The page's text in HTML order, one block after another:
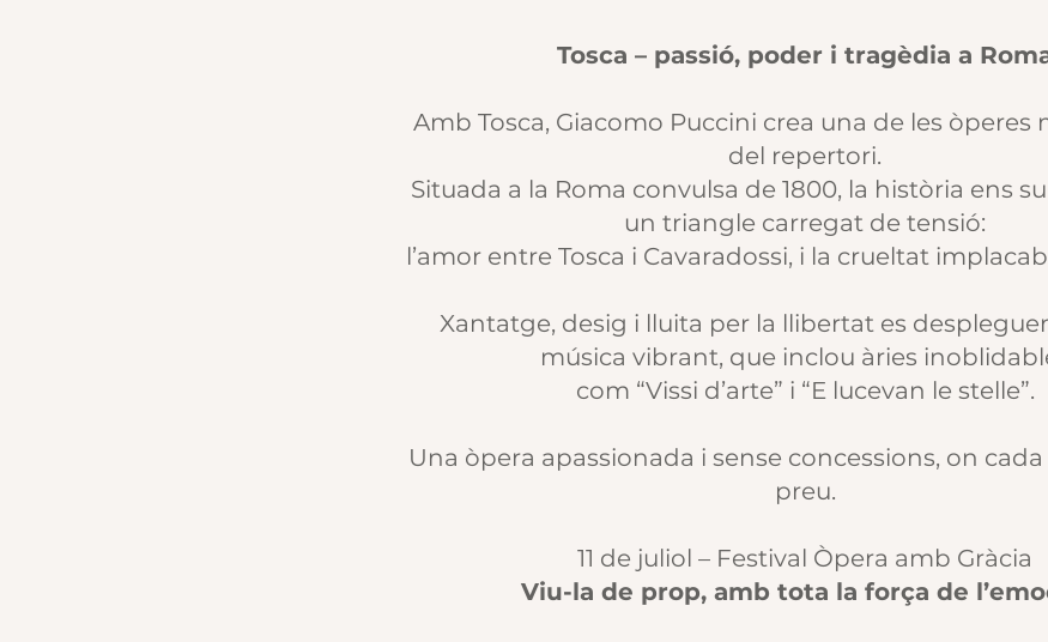
Tosca – passió, poder i tragèdia a
Amb Tosca, Giacomo Puccini crea una de les òperes
del repertori.
Situada a la Roma convulsa de 1800, la història ens
un triangle carregat de tensió:
l’amor entre Tosca i Cavaradossi, i la crueltat
Xantatge, desig i lluita per la llibertat es
música vibrant, que inclou àries
com “Vissi d’arte” i “E lucevan le stelle”.
Una òpera apassionada i sense concessions, on
preu.
11 de juliol – Festival Òpera amb Gràcia
Viu-la de prop, amb tota la força de